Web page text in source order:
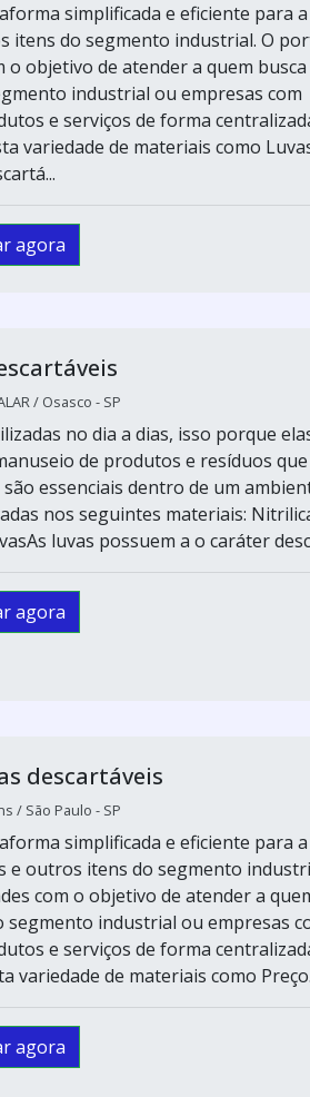
simplificada e eficiente para a
itens do segmento industrial. O
objetivo de atender a quem busca
industrial ou empresas com
e serviços de forma
variedade de materiais como
agora
/ Osasco - SP
no dia a dias, isso porque
de produtos e resíduos que
essenciais dentro de um
nos seguintes materiais:
luvas possuem a o caráter
agora
descartáveis
/ São Paulo - SP
simplificada e eficiente para a
e outros itens do segmento
com o objetivo de atender a
industrial ou empresas
e serviços de forma
variedade de materiais como
agora